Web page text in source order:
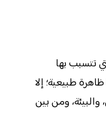
تتسبب بها
طبيعية؛ إلا
والبيئة، ومن بين